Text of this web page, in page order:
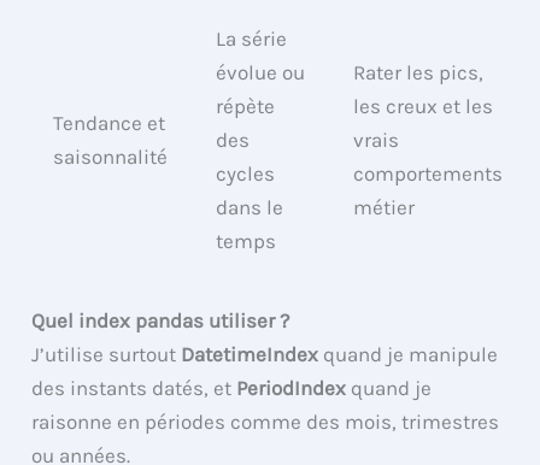
Tendance et
saisonnalité
La série
évolue ou
répète
des
cycles
dans le
temps
Rater les pics,
les creux et les
vrais
comportements
métier
Quel index pandas utiliser ?
J’utilise surtout DatetimeIndex quand je manipule
des instants datés, et PeriodIndex quand je
raisonne en périodes comme des mois, trimestres
ou années.